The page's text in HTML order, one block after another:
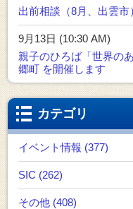
出前相談（8月、出雲市
9月13日 (10:30 AM)
親子のひろば「世界の
郷町 を開催します
カテゴリ
イベント情報 (377)
SIC (262)
その他 (408)